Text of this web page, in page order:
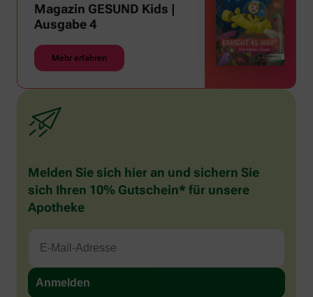
Magazin GESUND Kids |
Ausgabe 4
Mehr erfahren
Melden Sie sich hier an und sichern Sie
sich Ihren 10% Gutschein* für unsere
Apotheke